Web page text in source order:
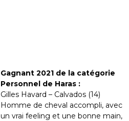
Gagnant 2021 de la catégorie
Personnel de Haras :
Gilles Havard – Calvados (14)
Homme de cheval accompli, avec
un vrai feeling et une bonne main,